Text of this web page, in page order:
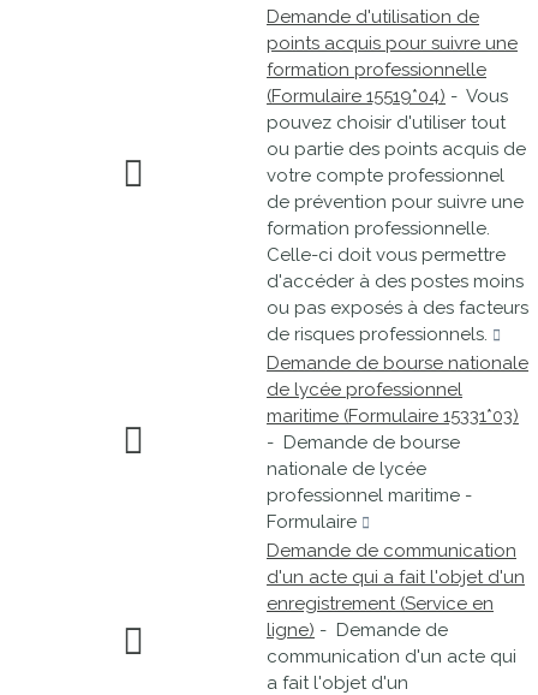
Demande d'utilisation de
points acquis pour suivre une
formation professionnelle
(Formulaire 15519*04) - Vous
pouvez choisir d'utiliser tout
ou partie des points acquis de
votre compte professionnel
de prévention pour suivre une
formation professionnelle.
Celle-ci doit vous permettre
d'accéder à des postes moins
ou pas exposés à des facteurs
de risques professionnels.
Demande de bourse nationale
de lycée professionnel
maritime (Formulaire 15331*03)
- Demande de bourse
nationale de lycée
professionnel maritime -
Formulaire
Demande de communication
d'un acte qui a fait l'objet d'un
enregistrement (Service en
ligne) - Demande de
communication d'un acte qui
a fait l'objet d'un